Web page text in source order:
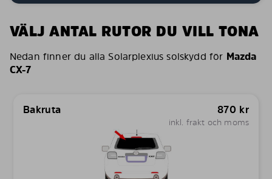
VÄLJ ANTAL RUTOR DU VILL TONA
Nedan finner du alla Solarplexius solskydd för Mazda
CX-7
Bakruta 870 kr
inkl. frakt och moms